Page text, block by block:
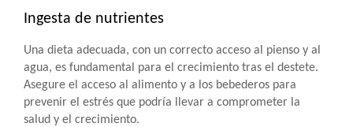
Ingesta de nutrientes
Una dieta adecuada, con un correcto acceso al pienso y al
agua, es fundamental para el crecimiento tras el destete.
Asegure el acceso al alimento y a los bebederos para
prevenir el estrés que podría llevar a comprometer la
salud y el crecimiento.